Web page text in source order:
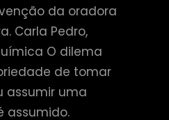
da oradora
Carla Pedro,
O dilema
de tomar
assumir uma
assumido.